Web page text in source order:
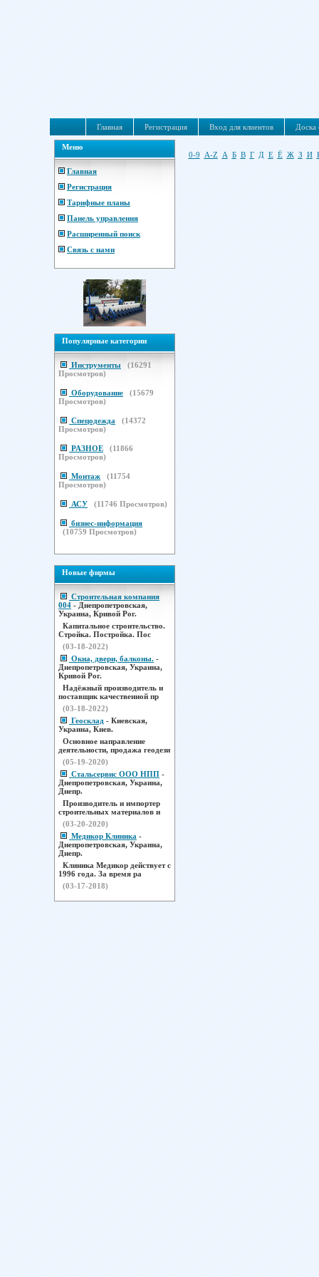
Главная Регистрация Вход для клиентов Доска
Меню
Главная
Регистрация
Тарифные планы
Панель управления
Расширенный поиск
Связь с нами
Популярные категории
Инструменты (16291
Просмотров)
Оборудование (15679
Просмотров)
Спецодежда (14372
Просмотров)
РАЗНОЕ (11866
Просмотров)
Монтаж (11754
Просмотров)
АСУ (11746 Просмотров)
бизнес-информация
(10759 Просмотров)
Новые фирмы
Строительная компания
004 - Днепропетровская,
Украина, Кривой Рог.
Капитальное строительство.
Стройка. Постройка. Пос
(03-18-2022)
Окна, двери, балконы. -
Днепропетровская, Украина,
Кривой Рог.
Надёжный производитель и
поставщик качественной пр
(03-18-2022)
Геосклад - Киевская,
Украина, Киев.
Основное направление
деятельности, продажа геодези
(05-19-2020)
Стальсервис ООО НПП -
Днепропетровская, Украина,
Днепр.
Производитель и импортер
строительных материалов и
(03-20-2020)
Медикор Клиника -
Днепропетровская, Украина,
Днепр.
Клиника Медикор действует с
1996 года. За время ра
(03-17-2018)
0-9 A-Z А Б В Г Д Е Ё Ж З И